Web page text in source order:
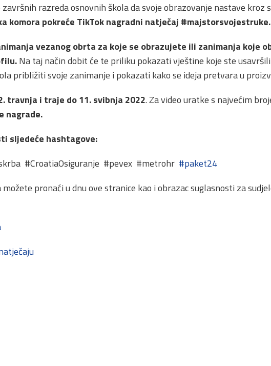
razreda osnovnih škola da svoje obrazovanje nastave kroz
komora pokreće TikTok nagradni natječaj #majstorsvojestruke.
vezanog obrta za koje se obrazujete ili zanimanja koje
Na taj način dobit će te priliku pokazati vještine koje ste
približiti svoje zanimanje i pokazati kako se ideja pretvara u
travnja i traje do 11. svibnja 2022. Za video uratke s najvećim
nagrade.
sljedeće hashtagove:
#CroatiaOsiguranje #pevex #metrohr #paket24
pronaći u dnu ove stranice kao i obrazac suglasnosti za